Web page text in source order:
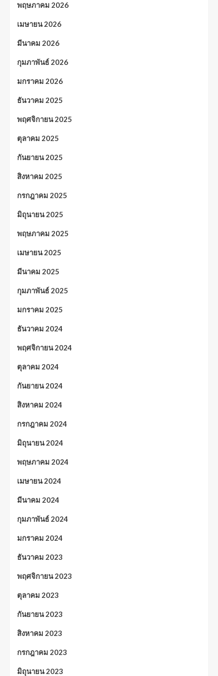
พฤษภาคม 2026
เมษายน 2026
มีนาคม 2026
กุมภาพันธ์ 2026
มกราคม 2026
ธันวาคม 2025
พฤศจิกายน 2025
ตุลาคม 2025
กันยายน 2025
สิงหาคม 2025
กรกฎาคม 2025
มิถุนายน 2025
พฤษภาคม 2025
เมษายน 2025
มีนาคม 2025
กุมภาพันธ์ 2025
มกราคม 2025
ธันวาคม 2024
พฤศจิกายน 2024
ตุลาคม 2024
กันยายน 2024
สิงหาคม 2024
กรกฎาคม 2024
มิถุนายน 2024
พฤษภาคม 2024
เมษายน 2024
มีนาคม 2024
กุมภาพันธ์ 2024
มกราคม 2024
ธันวาคม 2023
พฤศจิกายน 2023
ตุลาคม 2023
กันยายน 2023
สิงหาคม 2023
กรกฎาคม 2023
มิถุนายน 2023